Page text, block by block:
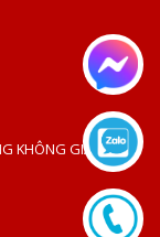
KHÔNG GIAN